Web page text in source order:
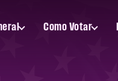
Como Votar
Toggle